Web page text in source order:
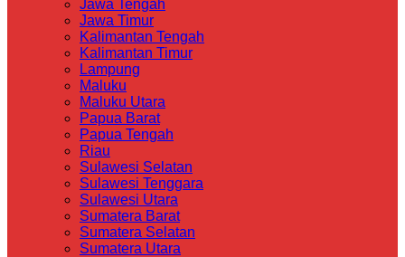
Jawa Tengah
Jawa Timur
Kalimantan Tengah
Kalimantan Timur
Lampung
Maluku
Maluku Utara
Papua Barat
Papua Tengah
Riau
Sulawesi Selatan
Sulawesi Tenggara
Sulawesi Utara
Sumatera Barat
Sumatera Selatan
Sumatera Utara